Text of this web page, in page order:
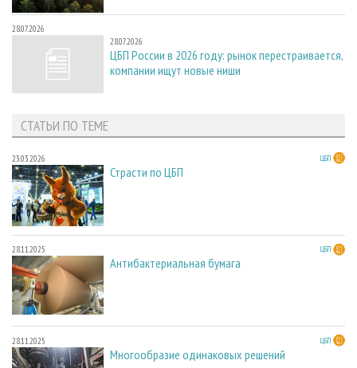
28.07.2026
28.07.2026
ЦБП России в 2026 году: рынок перестраивается,
компании ищут новые ниши
СТАТЬИ ПО ТЕМЕ
23.03.2026 ЦБП
Страсти по ЦБП
28.11.2025 ЦБП
Антибактериальная бумага
28.11.2025 ЦБП
Многообразие одинаковых решений